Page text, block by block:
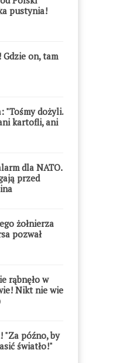
pustynia!
on, tam
"Tośmy dożyli.
kartofli, ani
dla NATO.
przed
żołnierza
pozwał
rąbnęło w
Nikt nie wie
"Za późno, by
światło!"